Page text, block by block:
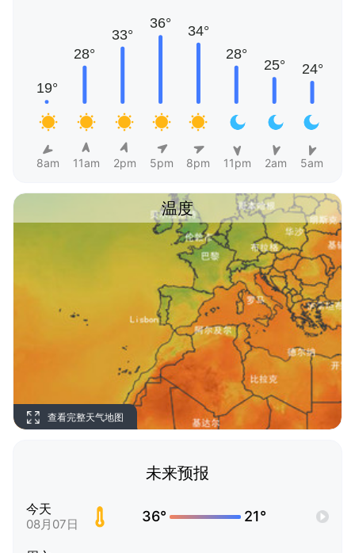
8am 11am 2pm 5pm 8pm 11pm 2am 5am
温度
查看完整天气地图
未来预报
今天
08月07日 36° 21°